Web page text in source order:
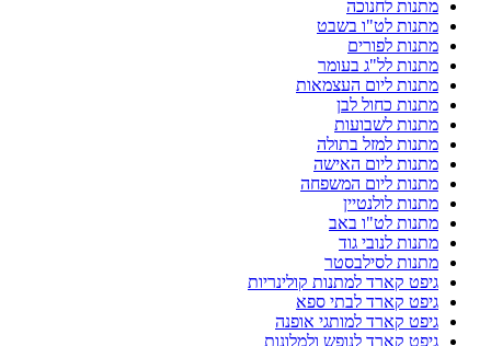
מתנות לחנוכה
מתנות לט"ו בשבט
מתנות לפורים
מתנות לל"ג בעומר
מתנות ליום העצמאות
מתנות כחול לבן
מתנות לשבועות
מתנות למזל בתולה
מתנות ליום האישה
מתנות ליום המשפחה
מתנות לולנטיין
מתנות לט"ו באב
מתנות לנובי גוד
מתנות לסילבסטר
גיפט קארד למתנות קולינריות
גיפט קארד לבתי ספא
גיפט קארד למותגי אופנה
גיפט קארד לנופש ולמלונות